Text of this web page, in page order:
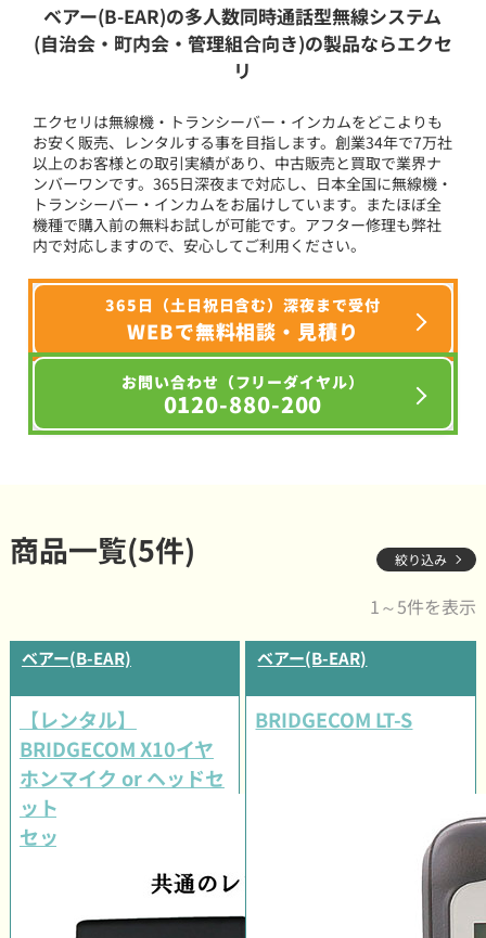
ベアー(B-EAR)の多人数同時通話型無線システム
(自治会・町内会・管理組合向き)の製品ならエクセ
リ
エクセリは無線機・トランシーバー・インカムをどこよりも
お安く販売、レンタルする事を目指します。創業34年で7万社
以上のお客様との取引実績があり、中古販売と買取で業界ナ
ンバーワンです。365日深夜まで対応し、日本全国に無線機・
トランシーバー・インカムをお届けしています。またほぼ全
機種で購入前の無料お試しが可能です。アフター修理も弊社
内で対応しますので、安心してご利用ください。
365日（土日祝日含む）深夜まで受付
WEBで無料相談・見積り
お問い合わせ（フリーダイヤル）
0120-880-200
商品一覧(5件) 絞り込み
1～5件を表示
ベアー(B-EAR)
【レンタル】
BRIDGECOM X10イヤ
ホンマイク or ヘッドセ
ット 選べるオプション
セット
ベアー(B-EAR)
BRIDGECOM LT-S